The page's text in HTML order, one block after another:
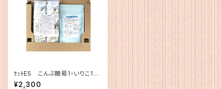
ｾｯﾄE5 こんぶ簡易1・いりこ120
g
¥2,300